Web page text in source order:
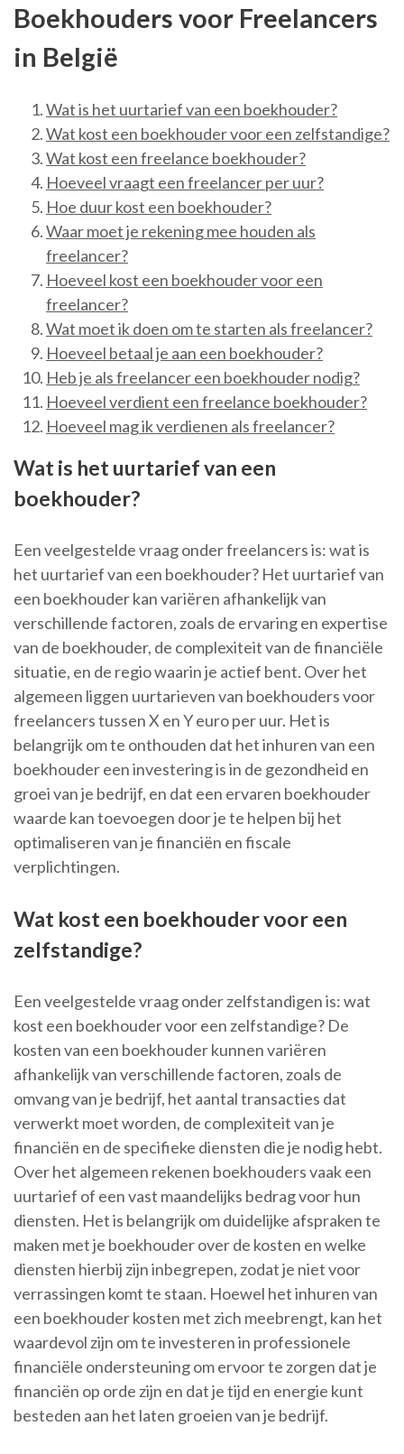
Boekhouders voor Freelancers
in België
Wat is het uurtarief van een boekhouder?
Wat kost een boekhouder voor een zelfstandige?
Wat kost een freelance boekhouder?
Hoeveel vraagt een freelancer per uur?
Hoe duur kost een boekhouder?
Waar moet je rekening mee houden als
freelancer?
Hoeveel kost een boekhouder voor een
freelancer?
Wat moet ik doen om te starten als freelancer?
Hoeveel betaal je aan een boekhouder?
Heb je als freelancer een boekhouder nodig?
Hoeveel verdient een freelance boekhouder?
Hoeveel mag ik verdienen als freelancer?
Wat is het uurtarief van een
boekhouder?
Een veelgestelde vraag onder freelancers is: wat is
het uurtarief van een boekhouder? Het uurtarief van
een boekhouder kan variëren afhankelijk van
verschillende factoren, zoals de ervaring en expertise
van de boekhouder, de complexiteit van de financiële
situatie, en de regio waarin je actief bent. Over het
algemeen liggen uurtarieven van boekhouders voor
freelancers tussen X en Y euro per uur. Het is
belangrijk om te onthouden dat het inhuren van een
boekhouder een investering is in de gezondheid en
groei van je bedrijf, en dat een ervaren boekhouder
waarde kan toevoegen door je te helpen bij het
optimaliseren van je financiën en fiscale
verplichtingen.
Wat kost een boekhouder voor een
zelfstandige?
Een veelgestelde vraag onder zelfstandigen is: wat
kost een boekhouder voor een zelfstandige? De
kosten van een boekhouder kunnen variëren
afhankelijk van verschillende factoren, zoals de
omvang van je bedrijf, het aantal transacties dat
verwerkt moet worden, de complexiteit van je
financiën en de specifieke diensten die je nodig hebt.
Over het algemeen rekenen boekhouders vaak een
uurtarief of een vast maandelijks bedrag voor hun
diensten. Het is belangrijk om duidelijke afspraken te
maken met je boekhouder over de kosten en welke
diensten hierbij zijn inbegrepen, zodat je niet voor
verrassingen komt te staan. Hoewel het inhuren van
een boekhouder kosten met zich meebrengt, kan het
waardevol zijn om te investeren in professionele
financiële ondersteuning om ervoor te zorgen dat je
financiën op orde zijn en dat je tijd en energie kunt
besteden aan het laten groeien van je bedrijf.